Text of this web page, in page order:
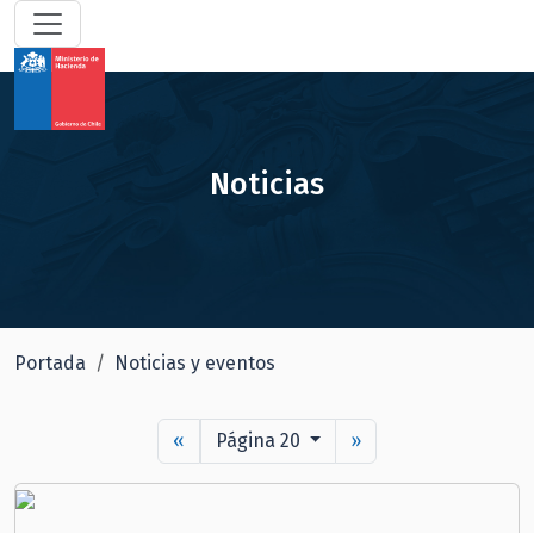
Noticias
Portada Noticias y eventos
« Página 20 »